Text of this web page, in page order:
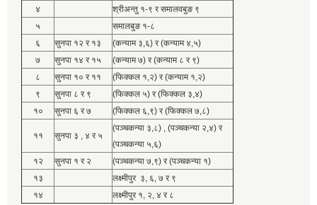
४
श्रीअन्तु १-९ र समालवबुङ ९
५
समालबुङ १-८
६
सुनपा १२ र १३
(कन्याम ३,६) र (कन्याम ४,५)
७
सुनपा १४ र १५
(कन्याम ७) र (कन्याम ८ र ९)
८
सुनपा १० र ११
(फिक्कल १,२) र (कन्याम १,२)
९
सुनपा ८ र ९
(फिक्कल ५) र (फिक्कल ३,४)
१०
सुनपा ६ र ७ (फिक्कल ६,९) र (फिक्कल ७,८)
११ सुनपा ३ , ४ र ५
(पञ्चकन्या ३,८) , (पञ्चकन्या २,४) र
(पञ्चकन्या ५,६)
१२
सुनपा १ र २
(पञ्चकन्या ७,९) र (पञ्चकन्या १)
१३
लक्ष्मीपुर ३, ६, ७ र ९
१४
लक्ष्मीपुर १, २, ४ र ८